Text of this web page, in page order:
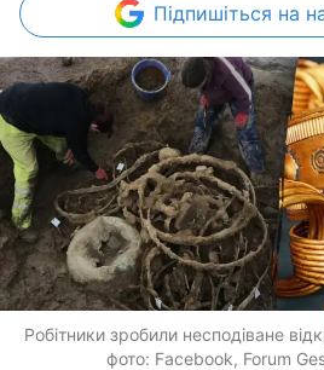
Підпишіться на
Робітники зробили несподіване
фото: Facebook, Forum